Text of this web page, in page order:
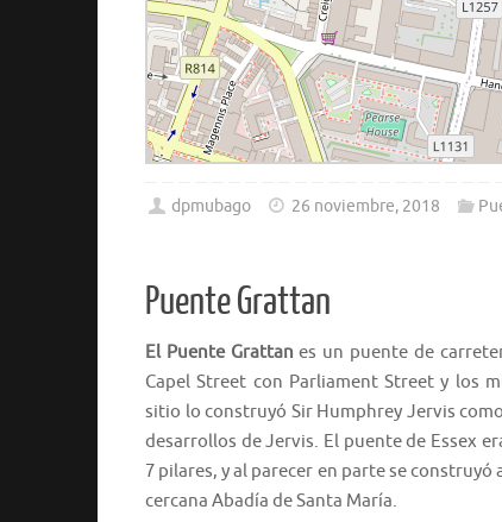
dpmubago 26 noviembre, 2018
Puente Grattan
El Puente Grattan es un puente de
Capel Street con Parliament Street y los
sitio lo construyó Sir Humphrey Jervis
desarrollos de Jervis. El puente de Essex
7 pilares, y al parecer en parte se
cercana Abadía de Santa María.